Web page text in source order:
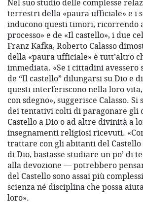
Nel suo studio delle complesse
terrestri della «paura ufficiale» e i
inducono questi timori, ricorrendo
processo» e de «Il castello», i due
Franz Kafka, Roberto Calasso
della «paura ufficiale» è tutt’altro
immediata. «Se i cittadini avessero
de “Il castello” dilungarsi su Dio e
questi interferiscono nella loro
con sdegno», suggerisce Calasso.
dei tentativi colti di paragonare gli
Castello a Dio o ad altre divinità a
insegnamenti religiosi ricevuti.
trattare con gli abitanti del Castello
di Dio, bastasse studiare un po’ di
alla devozione — potrebbero
del Castello sono assai più
scienza né disciplina che possa
loro».